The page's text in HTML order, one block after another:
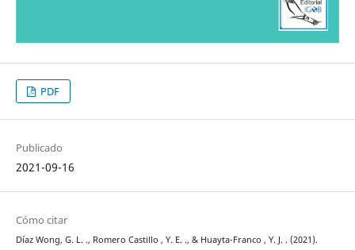
PDF
Publicado
2021-09-16
Cómo citar
Díaz Wong, G. L. ., Romero Castillo , Y. E. ., & Huayta-Franco , Y. J. . (2021).